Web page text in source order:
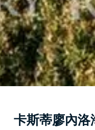
卡斯蒂廖內洛